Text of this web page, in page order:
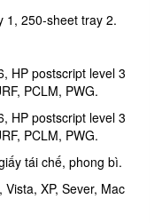
250-sheet tray 2.
postscript level 3
PCLM, PWG.
HP postscript level 3
PCLM, PWG.
tái chế, phong bì.
XP, Sever, Mac